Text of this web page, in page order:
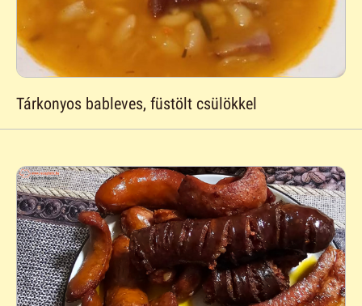
Tárkonyos bableves, füstölt csülökkel